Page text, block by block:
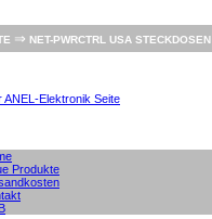
⇒ NET-PWRCTRL USA STECKDOSEN
Produkte